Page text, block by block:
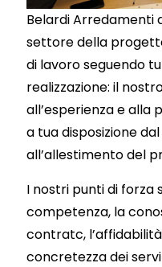
Belardi Arredamenti
settore della
di lavoro seguendo
realizzazione: il
all’esperienza e alla
a tua disposizione
all’allestimento del
I nostri punti di forza
competenza, la
contratc,
concretezza dei